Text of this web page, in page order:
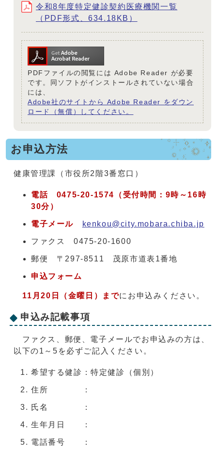
令和8年度特定健診契約医療機関一覧
（PDF形式、634.18KB）
PDFファイルの閲覧には Adobe Reader が必要
です。同ソフトがインストールされていない場合
には、
Adobe社のサイトから Adobe Reader をダウン
ロード（無償）してください。
お申込方法
健康管理課（市役所2階3番窓口）
電話 0475-20-1574（受付時間：9時～16時
30分）
電子メール kenkou@city.mobara.chiba.jp
ファクス 0475-20-1600
郵便 〒297-8511 茂原市道表1番地
申込フォーム
11月20日（金曜日）までにお申込みください。
申込み記載事項
ファクス、郵便、電子メールでお申込みの方は、
以下の1～5を必ずご記入ください。
希望する健診：特定健診（個別）
住所 ：
氏名 ：
生年月日 ：
電話番号 ：